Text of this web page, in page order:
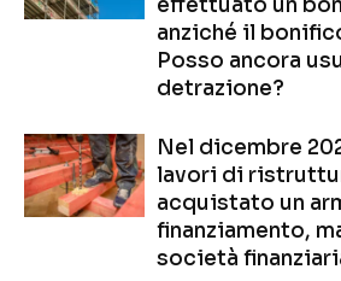
effettuato un
anziché il
Posso ancora
detrazione?
Nel dicembre
lavori di
acquistato un
finanziamento,
società